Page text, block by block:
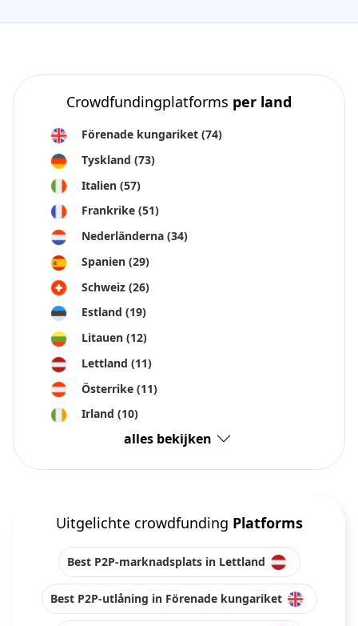
Crowdfundingplatforms per land
Förenade kungariket (74)
Tyskland (73)
Italien (57)
Frankrike (51)
Nederländerna (34)
Spanien (29)
Schweiz (26)
Estland (19)
Litauen (12)
Lettland (11)
Österrike (11)
Irland (10)
alles bekijken
Uitgelichte crowdfunding Platforms
Best P2P-marknadsplats in Lettland
Best P2P-utlåning in Förenade kungariket